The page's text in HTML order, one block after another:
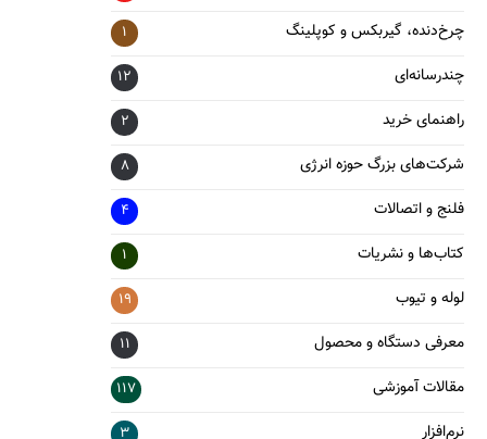
چرخ‌دنده، گیربکس و کوپلینگ 1
چندرسانه‌ای 12
راهنمای خرید 2
شرکت‌های بزرگ حوزه انرژی 8
فلنج و اتصالات 4
کتاب‌ها و نشریات 1
لوله و تیوب 19
معرفی دستگاه و محصول 11
مقالات آموزشی 117
نرم‌افزار 3